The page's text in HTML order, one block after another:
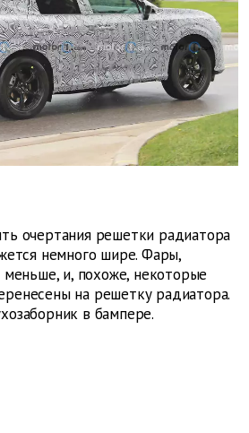
очертания решетки радиатора
немного шире. Фары,
меньше, и, похоже, некоторые
на решетку радиатора.
в бампере.